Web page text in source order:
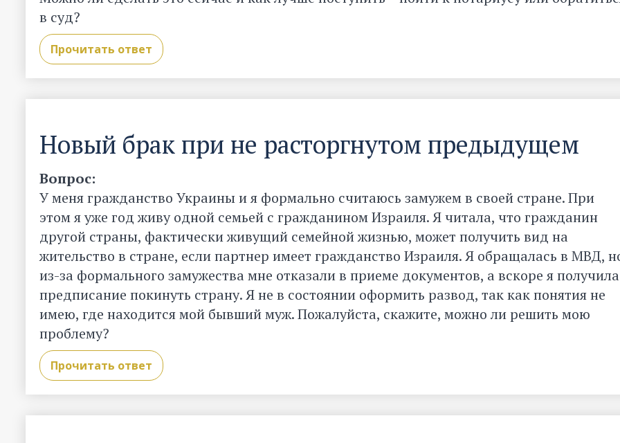
в суд?
Прочитать ответ
Новый брак при не расторгнутом предыдущем
Вопрос:
У меня гражданство Украины и я формально считаюсь замужем в своей стране. При
этом я уже год живу одной семьей с гражданином Израиля. Я читала, что гражданин
другой страны, фактически живущий семейной жизнью, может получить вид на
жительство в стране, если партнер имеет гражданство Израиля. Я обращалась в МВД,
из-за формального замужества мне отказали в приеме документов, а вскоре я получила
предписание покинуть страну. Я не в состоянии оформить развод, так как понятия не
имею, где находится мой бывший муж. Пожалуйста, скажите, можно ли решить мою
проблему?
Прочитать ответ